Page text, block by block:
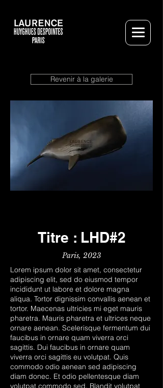
Revenir à la galerie
Titre : LHD#2
Paris, 2023
Lorem ipsum dolor sit amet, consectetur
adipiscing elit, sed do eiusmod tempor
incididunt ut labore et dolore magna
aliqua. Tortor dignissim convallis aenean et
tortor. Maecenas ultricies mi eget mauris
pharetra. Mauris pharetra et ultrices neque
ornare aenean. Scelerisque fermentum dui
faucibus in ornare quam viverra orci
sagittis. Dui faucibus in ornare quam
viverra orci sagittis eu volutpat. Quis
commodo odio aenean sed adipiscing
diam donec. Et odio pellentesque diam
volutpat commodo sed. Blandit volutpat